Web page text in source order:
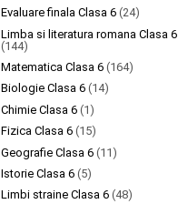
Evaluare finala Clasa 6(24)
Limba si literatura romana Clasa 6
(144)
Matematica Clasa 6(164)
Biologie Clasa 6(14)
Chimie Clasa 6(1)
Fizica Clasa 6(15)
Geografie Clasa 6(11)
Istorie Clasa 6(5)
Limbi straine Clasa 6(48)